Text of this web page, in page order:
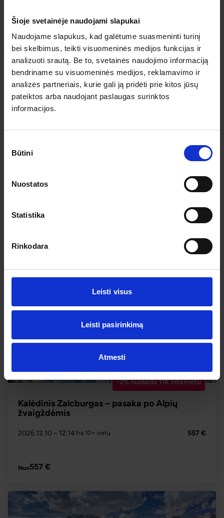
Šioje svetainėje naudojami slapukai
Naudojame slapukus, kad galėtume suasmeninti turinį
bei skelbimus, teikti visuomeninės medijos funkcijas ir
analizuoti srautą. Be to, svetainės naudojimo informaciją
bendriname su visuomeninės medijos, reklamavimo ir
analizės partneriais, kurie gali ją pridėti prie kitos jūsų
pateiktos arba naudojant paslaugas surinktos
informacijos.
pasirinkimas
Būtini
Nuostatos
Statistika
Rinkodara
Leisti visus
Leisti pasirinkimą
Atmesti
gražiausių vietų žemėje!
-2% nuolaida TIK internetu
Austrija: plaukimas Dunojaus upe iki Melko
2026.08.21 305 €
PLAČIAU
-2% nuolaida TIK internetu
Kalėdinis Zalcburgas – pasaka po Alpių
žvaigždėmis
2026.12.10 – 12.14Yra 10+ vietų 557 €
Nuo557 €